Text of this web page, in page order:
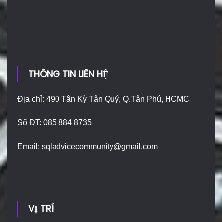
THÔNG TIN LIÊN HỆ
Địa chỉ: 490 Tân Kỳ Tân Quý, Q.Tân Phú, HCMC
Số ĐT: 085 884 8735
Email:sqladvicecommunity@gmail.com
VỊ TRÍ